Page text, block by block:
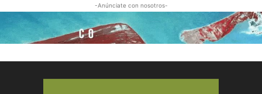
-Anúnciate con nosotros-